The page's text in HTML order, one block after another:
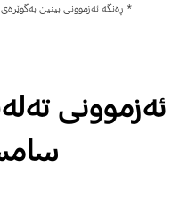
* ڕەنگە ئەزموونی بینین
ئەزموونی